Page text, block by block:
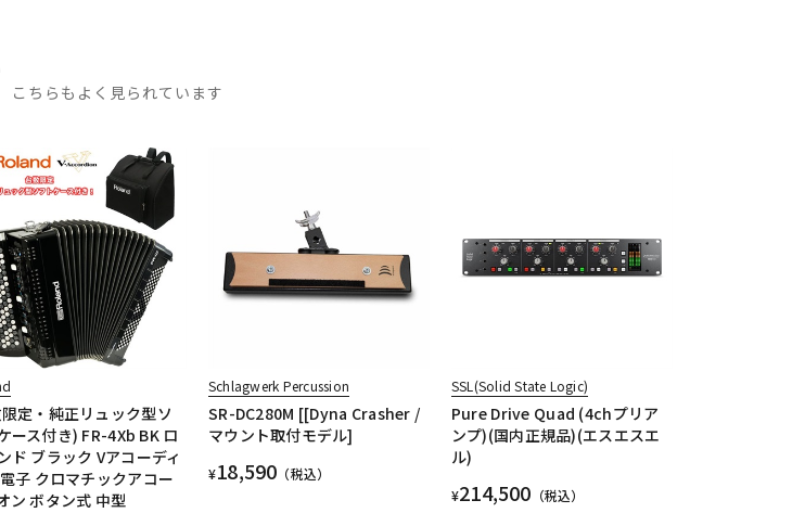
こちらもよく見られています
定・純正リュック型ソ
ース付き) FR-4Xb BK ロ
ド ブラック Vアコーディ
子 クロマチックアコー
ン ボタン式 中型
Schlagwerk Percussion
SR-DC280M [[Dyna Crasher /
マウント取付モデル]
¥18,590 （税込）
SSL(Solid State Logic)
Pure Drive Quad (4chプリア
ンプ)(国内正規品)(エスエスエ
ル)
¥214,500 （税込）